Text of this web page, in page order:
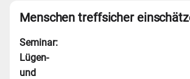
Menschen treffsicher
Seminar:
Lügen-
und